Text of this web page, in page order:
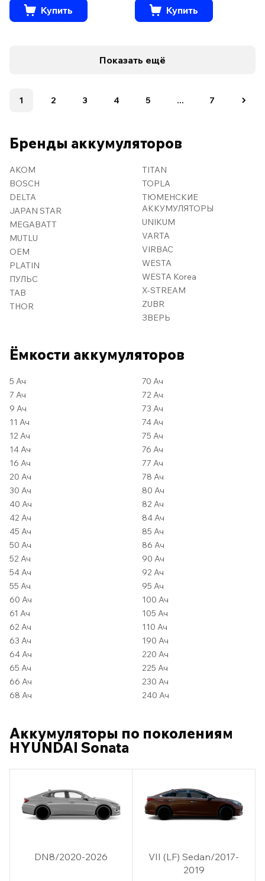
Купить Купить
Показать ещё
1 2 3 4 5 ... 7
Бренды аккумуляторов
AKOM
BOSCH
DELTA
JAPAN STAR
MEGABATT
MUTLU
OEM
PLATIN
ПУЛЬС
TAB
THOR
TITAN
TOPLA
ТЮМЕНСКИЕ
АККУМУЛЯТОРЫ
UNIKUM
VARTA
VIRBAC
WESTA
WESTA Korea
X-STREAM
ZUBR
ЗВЕРЬ
Ёмкости аккумуляторов
5 Ач
7 Ач
9 Ач
11 Ач
12 Ач
14 Ач
16 Ач
20 Ач
30 Ач
40 Ач
42 Ач
45 Ач
50 Ач
52 Ач
54 Ач
55 Ач
60 Ач
61 Ач
62 Ач
63 Ач
64 Ач
65 Ач
66 Ач
68 Ач
70 Ач
72 Ач
73 Ач
74 Ач
75 Ач
76 Ач
77 Ач
78 Ач
80 Ач
82 Ач
84 Ач
85 Ач
86 Ач
90 Ач
92 Ач
95 Ач
100 Ач
105 Ач
110 Ач
190 Ач
220 Ач
225 Ач
230 Ач
240 Ач
Аккумуляторы по поколениям
HYUNDAI Sonata
DN8/2020-2026
VII (LF) Sedan/2017-
2019